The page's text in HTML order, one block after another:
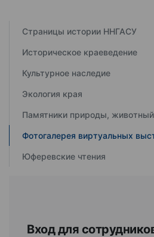
Страницы истории ННГАСУ
Историческое краеведение
Культурное наследие
Экология края
Памятники природы,
Фотогалерея виртуальных
Юферевские чтения
Вход для